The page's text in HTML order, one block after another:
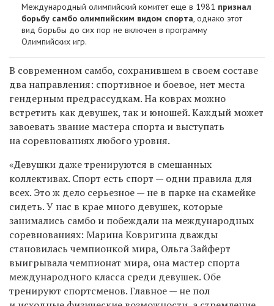
Международный олимпийский комитет еще в 1981 признал
борьбу самбо олимпийским видом спорта, однако этот
вид борьбы до сих пор не включен в программу
Олимпийских игр.
В современном самбо, сохранившем в своем составе
два направления: спортивное и боевое, нет места
гендерным предрассудкам. На коврах можно
встретить как девушек, так и юношей. Каждый может
завоевать звание мастера спорта и выступать
на соревнованиях любого уровня.
«Девушки даже тренируются в смешанных
коллективах. Спорт есть спорт — одни правила для
всех. Это ж дело серьезное — не в парке на скамейке
сидеть. У нас в крае много девушек, которые
занимались самбо и побеждали на международных
соревнованиях: Марина Ковригина дважды
становилась чемпионкой мира, Ольга Зайферт
выигрывала чемпионат мира, она мастер спорта
международного класса среди девушек. Обе
тренируют спортсменов. Главное — не пол